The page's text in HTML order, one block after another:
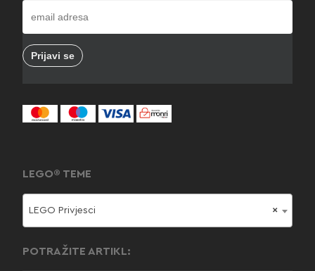
LEGO® TEME
×
LEGO Privjesci
POTRAŽITE ARTIKL: